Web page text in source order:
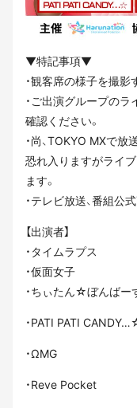
▼特記事項▼
・観客席の様子を撮影
・ご出演グループの
確認ください。
・尚、TOKYO MXで
恐れ入りますがライ
ます。
・テレビ放送、番組公
【出演者】
・タイムラプス
・仮面女子
・ちぃたん☆ぼんばー
・PATI PATI
・ΩMG
・Reve Pocket